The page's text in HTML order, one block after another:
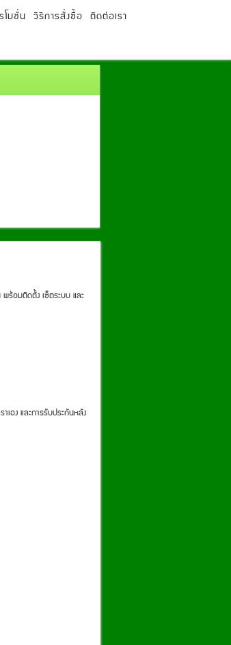
ติดต่อเรา
วิธีการสั่งซื้อ
โมชั่น
ร้อมติดตั้ง เซ็ตระบบ และ
เอง และการรับประกันหลัง